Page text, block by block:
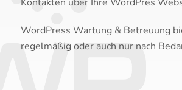
WordPress Wartung & Betreuung
regelmäßig oder auch nur nach